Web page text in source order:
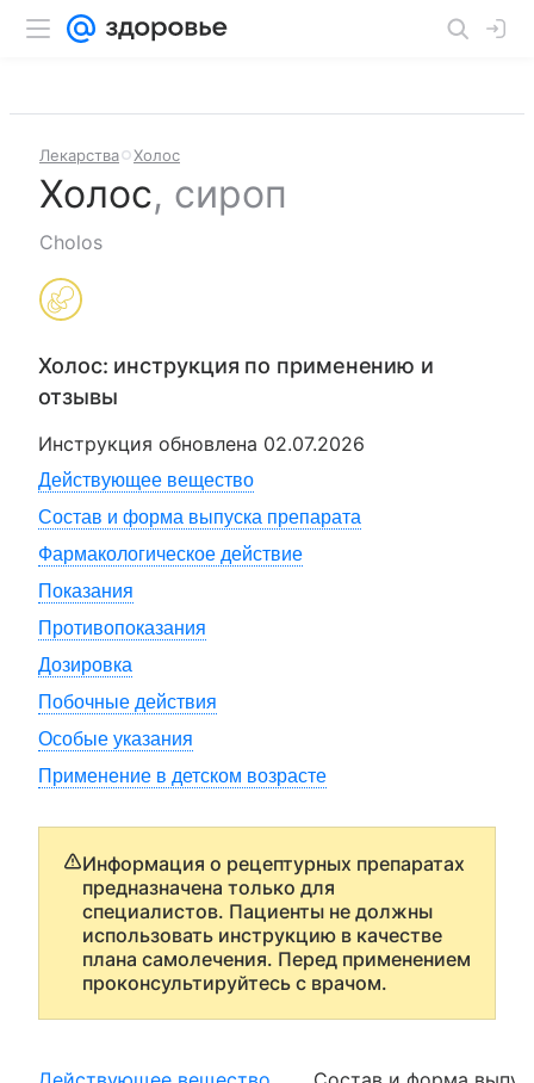
Лекарства Холос
Холос, сироп
Cholos
Холос: инструкция по применению и
отзывы
Инструкция обновлена 02.07.2026
Действующее вещество
Состав и форма выпуска препарата
Фармакологическое действие
Показания
Противопоказания
Дозировка
Побочные действия
Особые указания
Применение в детском возрасте
Информация о рецептурных препаратах
предназначена только для
специалистов. Пациенты не должны
использовать инструкцию в качестве
плана самолечения. Перед применением
проконсультируйтесь с врачом.